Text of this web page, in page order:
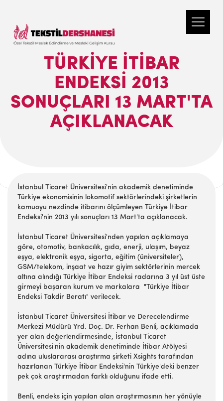
TÜRKIYE İTIBAR
ENDEKSI 2013
SONUÇLARI 13 MART'TA
AÇIKLANACAK
İstanbul Ticaret Üniversitesi'nin akademik denetiminde
Türkiye ekonomisinin lokomotif sektörlerindeki şirketlerin
kamuoyu nezdinde itibarını ölçümleyen Türkiye İtibar
Endeksi'nin 2013 yılı sonuçları 13 Mart'ta açıklanacak.
İstanbul Ticaret Üniversitesi'nden yapılan açıklamaya
göre, otomotiv, bankacılık, gıda, enerji, ulaşım, beyaz
eşya, elektronik eşya, sigorta, eğitim (üniversiteler),
GSM/telekom, inşaat ve hazır giyim sektörlerinin mercek
altına alındığı Türkiye İtibar Endeksi radarına 3 yıl üst üste
girmeyi başaran kurum ve markalara "Türkiye İtibar
Endeksi Takdir Beratı" verilecek.
İstanbul Ticaret Üniversitesi İtibar ve Derecelendirme
Merkezi Müdürü Yrd. Doç. Dr. Ferhan Benli, açıklamada
yer alan değerlendirmesinde, İstanbul Ticaret
Üniversitesi'nin akademik denetiminde İtibar Atölyesi
adına uluslararası araştırma şirketi Xsights tarafından
hazırlanan Türkiye İtibar Endeksi'nin Türkiye'deki benzer
pek çok araştırmadan farklı olduğunu ifade etti.
Benli, endeks için yapılan alan araştırmasının her yönüyle